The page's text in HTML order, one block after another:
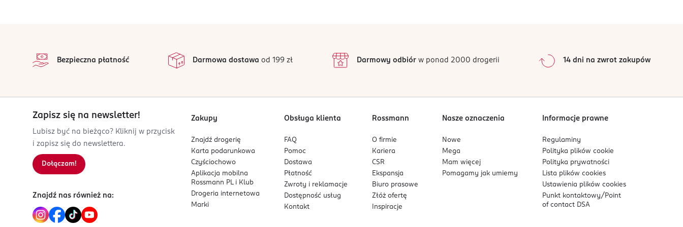
2
1
0%
Sortowanie wgdata: od najnowszej
Bezpieczna płatność Darmowa dostawa od 199 zł Darmowy odbiórw ponad 2000 drogerii 14 dni na zwrot zakupów
Zapisz się na newsletter!
Lubisz być na bieżąco? Kliknij w przycisk
i zapisz się do newslettera.
Dołączam!
Znajdź nas również na:
Zakupy
Znajdź drogerię
Karta podarunkowa
Czyściochowo
Aplikacja mobilna
Rossmann PL i Klub
Drogeria internetowa
Marki
Obsługa klienta
FAQ
Pomoc
Dostawa
Płatność
Zwroty i reklamacje
Dostępność usług
Kontakt
Rossmann
O firmie
Kariera
CSR
Ekspansja
Biuro prasowe
Złóż ofertę
Inspiracje
Nasze oznaczenia
Nowe
Mega
Mam więcej
Pomagamy jak umiemy
Informacje prawne
Regulaminy
Polityka plikówcookie
Polityka prywatności
Lista plikówcookies
Ustawienia plikówcookies
Punkt kontaktowy/ Point
of contact DSA